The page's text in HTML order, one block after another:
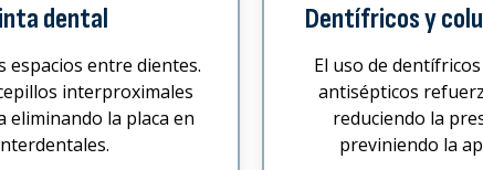
dental
espacios entre dientes.
interproximales
eliminando la placa en
Dentífricos y
El uso de
antisépticos
reduciendo la
previniendo la